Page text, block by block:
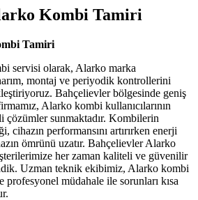
Kombi Tamiri
Tamiri
servisi olarak, Alarko marka
montaj ve periyodik kontrollerini
Bahçelievler bölgesinde geniş
Alarko kombi kullanıcılarının
çözümler sunmaktadır. Kombilerin
cihazın performansını artırırken enerji
ömrünü uzatır. Bahçelievler Alarko
her zaman kaliteli ve güvenilir
Uzman teknik ekibimiz, Alarko kombi
profesyonel müdahale ile sorunları kısa